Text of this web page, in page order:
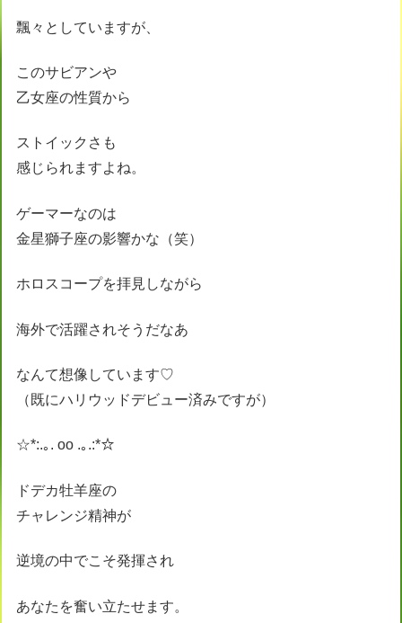
飄々としていますが、
このサビアンや
乙女座の性質から
ストイックさも
感じられますよね。
ゲーマーなのは
金星獅子座の影響かな（笑）
ホロスコープを拝見しながら
海外で活躍されそうだなあ
なんて想像しています♡
（既にハリウッドデビュー済みですが）
☆*:.｡. oo .｡.:*☆
ドデカ牡羊座の
チャレンジ精神が
逆境の中でこそ発揮され
あなたを奮い立たせます。